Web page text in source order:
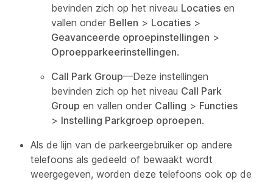
bevinden zich op het niveau Locaties en
vallen onder Bellen > Locaties >
Geavanceerde oproepinstellingen >
Oproepparkeerinstellingen.
Call Park Group—Deze instellingen
bevinden zich op het niveau Call Park
Group en vallen onder Calling > Functies
> Instelling Parkgroep oproepen.
Als de lijn van de parkeergebruiker op andere
telefoons als gedeeld of bewaakt wordt
weergegeven, worden deze telefoons ook op de